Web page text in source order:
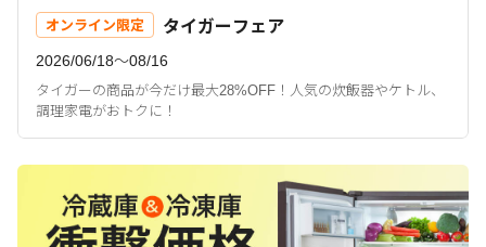
オンライン限定 タイガーフェア
2026/06/18〜08/16
タイガーの商品が今だけ最大28%OFF！人気の炊飯器やケトル、
調理家電がおトクに！